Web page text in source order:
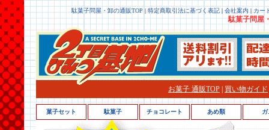
駄菓子問屋・卸の通販TOP | 特定商取引法に基づく表記 | 会社案内 | カー
駄菓子問屋
お菓子 通販TOP 買い物ガイド